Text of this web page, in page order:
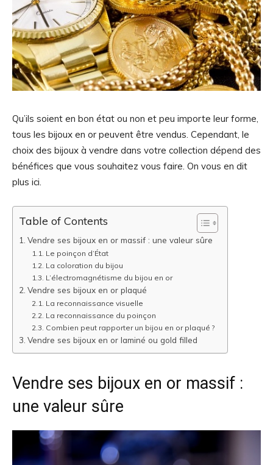
Qu’ils soient en bon état ou non et peu importe leur forme,
tous les bijoux en or peuvent être vendus. Cependant, le
choix des bijoux à vendre dans votre collection dépend des
bénéfices que vous souhaitez vous faire. On vous en dit
plus ici.
Table of Contents
Vendre ses bijoux en or massif : une valeur sûre
Le poinçon d’État
La coloration du bijou
L’électromagnétisme du bijou en or
Vendre ses bijoux en or plaqué
La reconnaissance visuelle
La reconnaissance du poinçon
Combien peut rapporter un bijou en or plaqué ?
Vendre ses bijoux en or laminé ou gold filled
Vendre ses bijoux en or massif :
une valeur sûre